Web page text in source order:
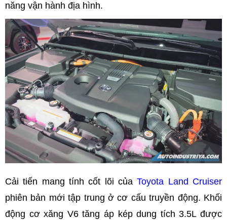
năng vận hành địa hình.
Cải tiến mang tính cốt lõi củaToyota Land Cruiser
phiên bản mới tập trung ở cơ cấu truyền động. Khối
động cơ xăng V6 tăng áp kép dung tích 3.5L được